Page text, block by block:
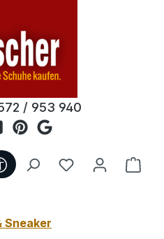
/ 953 940
Werkzeugleiste anzeigen
Du hast 0
Sneaker